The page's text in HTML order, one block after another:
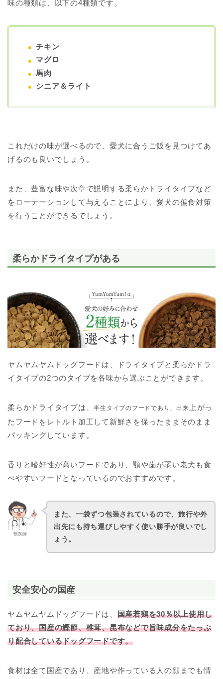
味の種類は、以下の4種類です。
チキン
マグロ
馬肉
シニア＆ライト
これだけの味が選べるので、愛犬に合うご飯を見つけてあ
げるのも良いでしょう。
また、豊富な味や次章で説明する柔らかドライタイプなど
をローテーションして与えることにより、愛犬の偏食対策
を行うことができるでしょう。
柔らかドライタイプがある
ヤムヤムヤムドッグフードは、ドライタイプと柔らかドラ
イタイプの2つのタイプを各味から選ぶことができます。
柔らかドライタイプは、半生タイプのフードであり、出来
上がっ
たフードをレトルト加工して新鮮さを保ったままそのまま
パッキングしています。
香りと嗜好性が高いフードであり、顎や歯が弱い老犬も食
べやすいフードとなっているのでおすすめです。
獣医師
また、一袋ずつ包装されているので、旅行や外
出先にも持ち運びしやすく使い勝手が良いでし
ょう。
安全安心の国産
ヤムヤムヤムドッグフードは、 国産若鶏を30％以上使用し
ており、国産の鰹節、椎茸、昆布などで旨味成分をたっぷ
り配合しているドッグフードです。
食材は全て国産であり、産地や作っている人の顔までも情